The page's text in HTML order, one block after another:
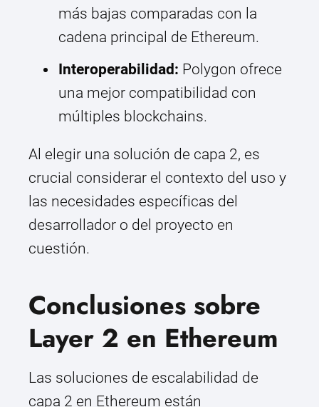
más bajas comparadas con la
cadena principal de Ethereum.
Interoperabilidad: Polygon ofrece
una mejor compatibilidad con
múltiples blockchains.
Al elegir una solución de capa 2, es
crucial considerar el contexto del uso y
las necesidades específicas del
desarrollador o del proyecto en
cuestión.
Conclusiones sobre
Layer 2 en Ethereum
Las soluciones de escalabilidad de
capa 2 en Ethereum están